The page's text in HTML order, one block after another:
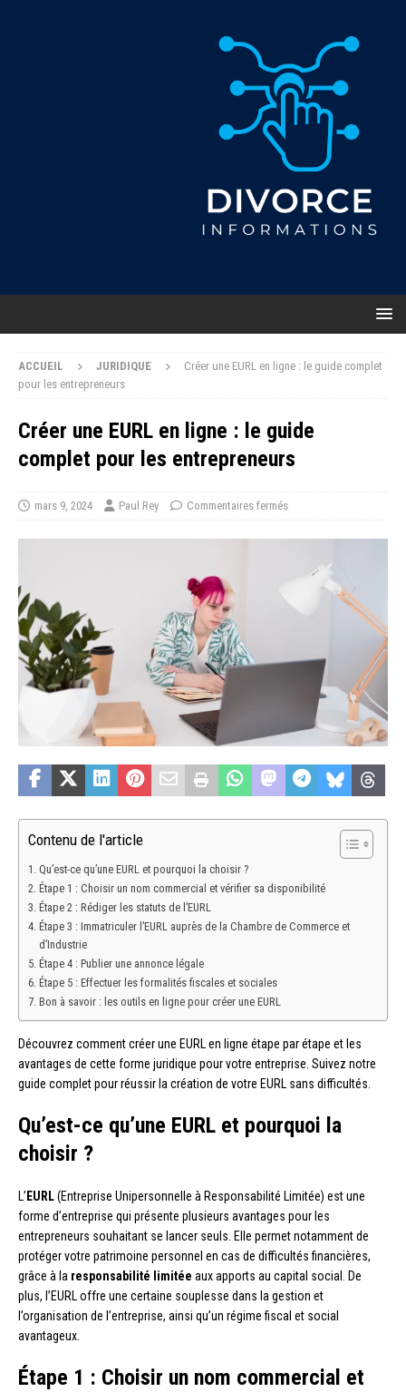
ACCUEIL JURIDIQUE
Créer une EURL en ligne : le guide complet
pour les entrepreneurs
Créer une EURL en ligne : le guide
complet pour les entrepreneurs
mars 9, 2024 Paul Rey Commentaires fermés
Contenu de l'article
Qu’est-ce qu’une EURL et pourquoi la choisir ?
Étape 1 : Choisir un nom commercial et vérifier sa disponibilité
Étape 2 : Rédiger les statuts de l’EURL
Étape 3 : Immatriculer l’EURL auprès de la Chambre de Commerce et
d’Industrie
Étape 4 : Publier une annonce légale
Étape 5 : Effectuer les formalités fiscales et sociales
Bon à savoir : les outils en ligne pour créer une EURL
Découvrez comment créer une EURL en ligne étape par étape et les
avantages de cette forme juridique pour votre entreprise. Suivez notre
guide complet pour réussir la création de votre EURL sans difficultés.
Qu’est-ce qu’une EURL et pourquoi la
choisir ?
L’ EURL(Entreprise Unipersonnelle à Responsabilité Limitée) est une
forme d’entreprise qui présente plusieurs avantages pour les
entrepreneurs souhaitant se lancer seuls. Elle permet notamment de
protéger votre patrimoine personnel en cas de difficultés financières,
grâce à la responsabilité limitée aux apports au capital social. De
plus, l’EURL offre une certaine souplesse dans la gestion et
l’organisation de l’entreprise, ainsi qu’un régime fiscal et social
avantageux.
Étape 1 : Choisir un nom commercial et